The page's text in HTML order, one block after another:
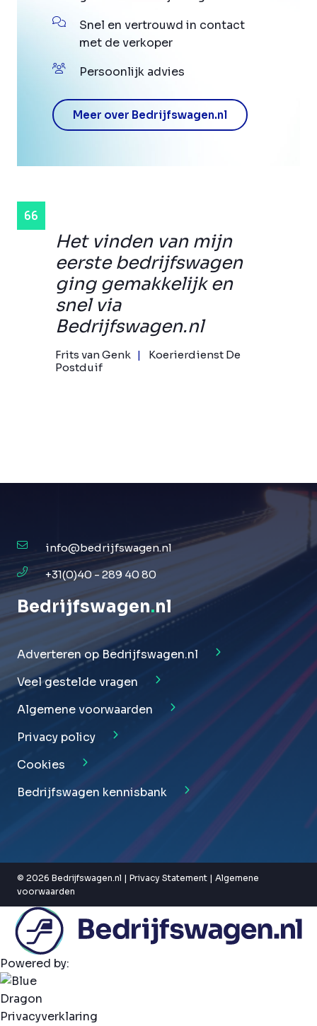
Het vinden van mijn
eerste bedrijfswagen
ging gemakkelijk en
snel via
Bedrijfswagen.nl
Frits van Genk
Koerierdienst De
Postduif
Snel en vertrouwd in contact
met de verkoper
Persoonlijk advies
Meer over Bedrijfswagen.nl
info@bedrijfswagen.nl
+31(0)40 - 289 40 80
Bedrijfswagen.nl
Adverteren op Bedrijfswagen.nl
Veel gestelde vragen
Algemene voorwaarden
Privacy policy
Cookies
Bedrijfswagen kennisbank
© 2026 Bedrijfswagen.nl | Privacy Statement | Algemene
voorwaarden
Powered by:
Privacyverklaring